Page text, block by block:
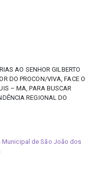
AO SENHOR GILBERTO
DO PROCON/VIVA, FACE O
– MA, PARA BUSCAR
REGIONAL DO